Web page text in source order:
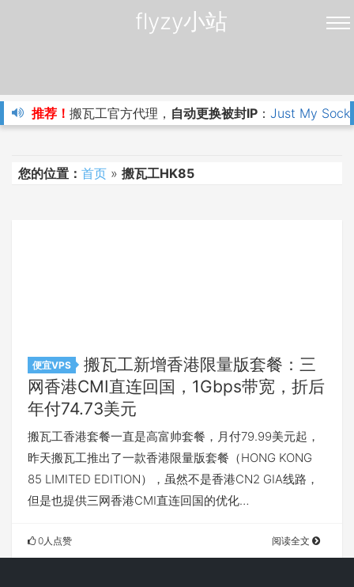
flyzy小站
推荐！ 搬瓦工官方代理， 自动更换被封IP ： Just My
您的位置： 首页 » 搬瓦工HK85
便宜VPS
搬瓦工新增香港限量版套餐：三
网香港CMI直连回国，1Gbps带宽，折后
年付74.73美元
搬瓦工香港套餐一直是高富帅套餐，月付79.99美元起，
昨天搬瓦工推出了一款香港限量版套餐（HONG KONG
85 LIMITED EDITION），虽然不是香港CN2 GIA线路，
但是也提供三网香港CMI直连回国的优化…
0人点赞 阅读全文